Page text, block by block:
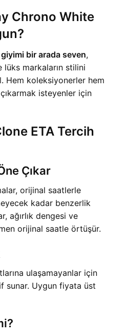
Chrono White
bir arada seven,
markaların stilini
Hem koleksiyonerler hem
çıkarmak isteyenler için
ETA Tercih
Çıkar
orijinal saatlerle
kadar benzerlik
ağırlık dengesi ve
orijinal saatle örtüşür.
ulaşamayanlar için
sunar. Uygun fiyata üst